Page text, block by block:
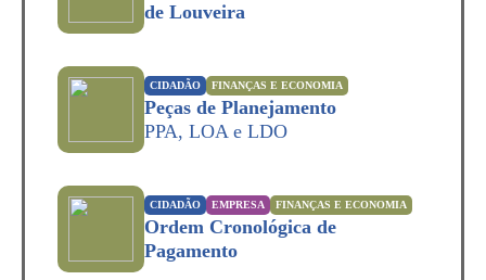
de Louveira
CIDADÃO FINANÇAS E ECONOMIA
Peças de Planejamento
PPA, LOA e LDO
CIDADÃO EMPRESA FINANÇAS E ECONOMIA
Ordem Cronológica de
Pagamento